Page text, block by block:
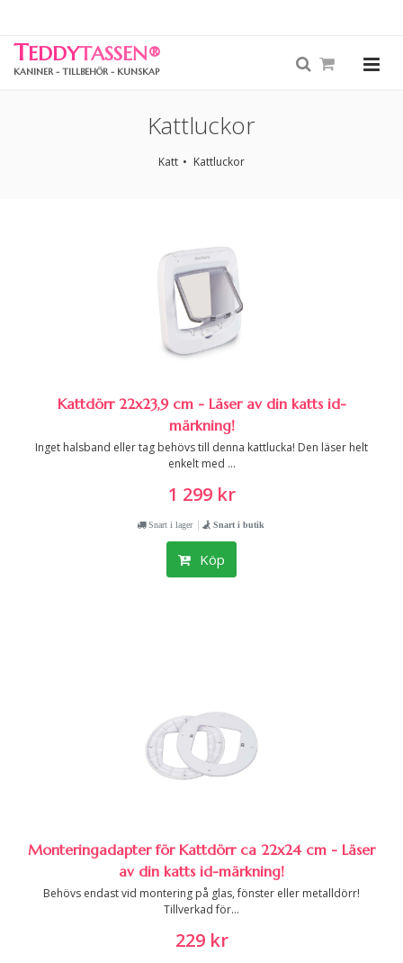
TEDDYTASSEN®
KANINER - TILLBEHÖR - KUNSKAP
Kattluckor
Katt Kattluckor
Kattdörr 22x23,9 cm - Läser av din katts id-
märkning!
Inget halsband eller tag behövs till denna kattlucka! Den läser helt
enkelt med ...
1 299 kr
Snart i lager | Snart i butik
Köp
Monteringadapter för Kattdörr ca 22x24 cm - Läser
av din katts id-märkning!
Behövs endast vid montering på glas, fönster eller metalldörr!
Tillverkad för...
229 kr